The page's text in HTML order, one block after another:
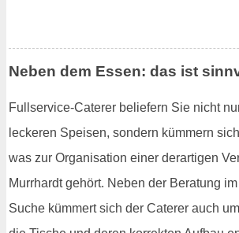
Neben dem Essen: das ist
Fullservice-Caterer beliefern Sie nicht
leckeren Speisen, sondern kümmern
was zur Organisation einer derartigen
Murrhardt gehört. Neben der Beratung
Suche kümmert sich der Caterer auch